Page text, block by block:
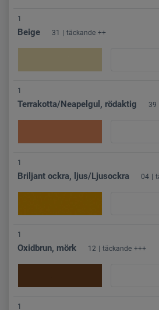
1
Beige 31 täckande ++
1
Terrakotta/Neapelgul, rödaktig 39
1
Briljant ockra, ljus/Ljusockra 04
1
Oxidbrun, mörk 12 täckande +++
1